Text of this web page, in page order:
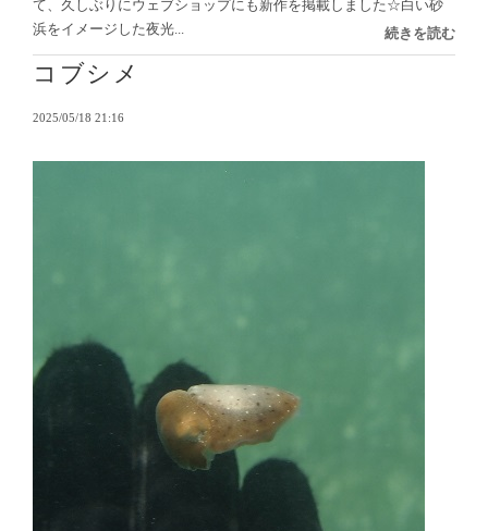
て、久しぶりにウェブショップにも新作を掲載しました☆白い砂
浜をイメージした夜光...
続きを読む
コブシメ
2025/05/18 21:16